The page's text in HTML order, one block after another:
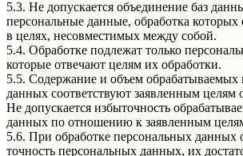
5.3. Не допускается объединение баз
персональные данные, обработка которых
в целях, несовместимых между собой.
5.4. Обработке подлежат только
которые отвечают целям их обработки.
5.5. Содержание и объем обрабатываемых
данных соответствуют заявленным целям
Не допускается избыточность
данных по отношению к заявленным
5.6. При обработке персональных данных
точность персональных данных, их